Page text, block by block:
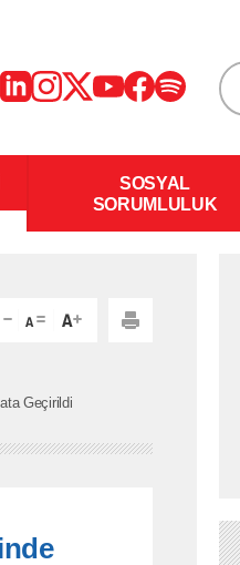
SOSYAL
SORUMLULUK
Geçirildi